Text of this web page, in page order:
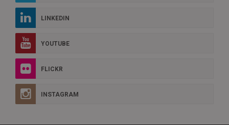
LINKEDIN
YOUTUBE
FLICKR
INSTAGRAM